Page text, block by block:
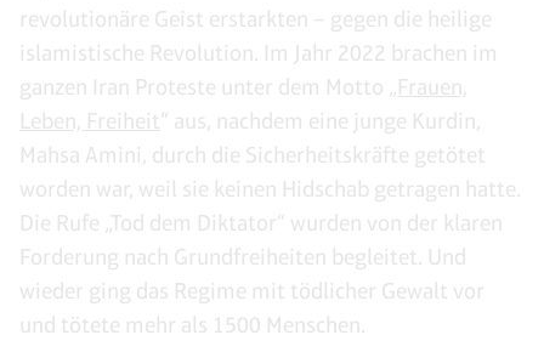
revolutionäre Geist erstarkten – gegen die heilige
islamistische Revolution. Im Jahr 2022 brachen im
ganzen Iran Proteste unter dem Motto „Frauen,
Leben, Freiheit“ aus, nachdem eine junge Kurdin,
Mahsa Amini, durch die Sicherheitskräfte getötet
worden war, weil sie keinen Hidschab getragen hatte.
Die Rufe „Tod dem Diktator“ wurden von der klaren
Forderung nach Grundfreiheiten begleitet. Und
wieder ging das Regime mit tödlicher Gewalt vor
und tötete mehr als 1500 Menschen.